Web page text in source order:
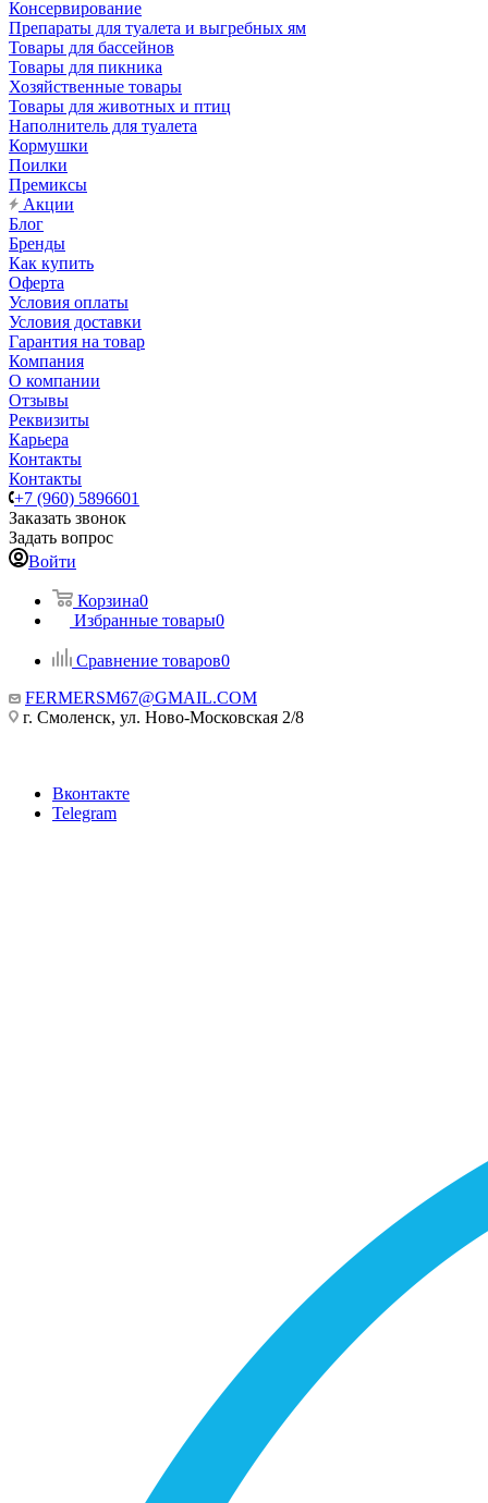
Консервирование
Препараты для туалета и выгребных ям
Товары для бассейнов
Товары для пикника
Хозяйственные товары
Товары для животных и птиц
Наполнитель для туалета
Кормушки
Поилки
Премиксы
Акции
Блог
Бренды
Как купить
Оферта
Условия оплаты
Условия доставки
Гарантия на товар
Компания
О компании
Отзывы
Реквизиты
Карьера
Контакты
Контакты
+7 (960) 5896601
Заказать звонок
Задать вопрос
Войти
Корзина0
Избранные товары0
Сравнение товаров0
FERMERSM67@GMAIL.COM
г. Смоленск, ул. Ново-Московская 2/8
Вконтакте
Telegram